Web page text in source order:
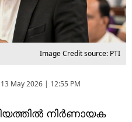
Image Credit source: PTI
13 May 2026 | 12:55 PM
നിർണായക